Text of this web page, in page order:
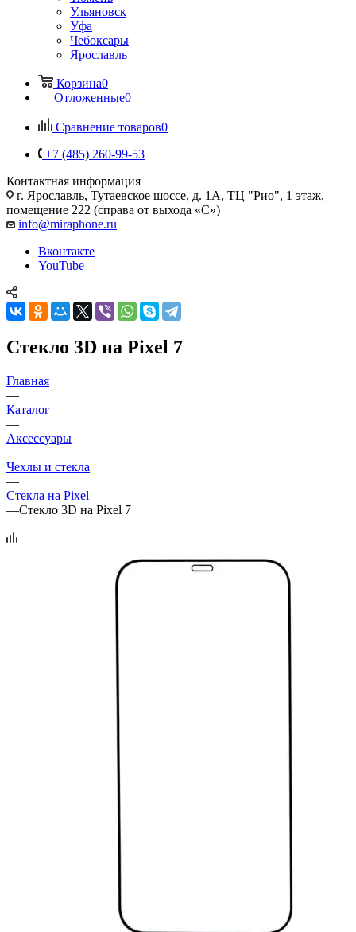
Ульяновск
Уфа
Чебоксары
Ярославль
Корзина0
Отложенные0
Сравнение товаров0
+7 (485) 260-99-53
Контактная информация
г. Ярославль, Тутаевское шоссе, д. 1А, ТЦ "Рио", 1 этаж,
помещение 222 (справа от выхода «С»)
info@miraphone.ru
Вконтакте
YouTube
Стекло 3D на Pixel 7
Главная
—
Каталог
—
Аксессуары
—
Чехлы и стекла
—
Стекла на Pixel
—Стекло 3D на Pixel 7